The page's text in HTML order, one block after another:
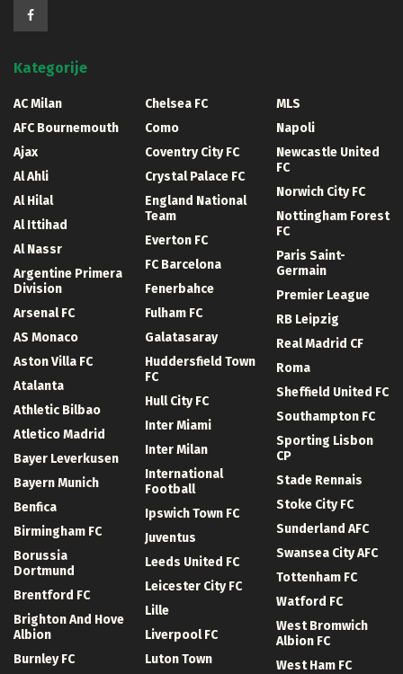
Kategorije
AC Milan
AFC Bournemouth
Ajax
Al Ahli
Al Hilal
Al Ittihad
Al Nassr
Argentine Primera
Division
Arsenal FC
AS Monaco
Aston Villa FC
Atalanta
Athletic Bilbao
Atletico Madrid
Bayer Leverkusen
Bayern Munich
Benfica
Birmingham FC
Borussia
Dortmund
Brentford FC
Brighton And Hove
Albion
Burnley FC
Chelsea FC
Como
Coventry City FC
Crystal Palace FC
England National
Team
Everton FC
FC Barcelona
Fenerbahce
Fulham FC
Galatasaray
Huddersfield Town
FC
Hull City FC
Inter Miami
Inter Milan
International
Football
Ipswich Town FC
Juventus
Leeds United FC
Leicester City FC
Lille
Liverpool FC
Luton Town
MLS
Napoli
Newcastle United
FC
Norwich City FC
Nottingham Forest
FC
Paris Saint-
Germain
Premier League
RB Leipzig
Real Madrid CF
Roma
Sheffield United FC
Southampton FC
Sporting Lisbon
CP
Stade Rennais
Stoke City FC
Sunderland AFC
Swansea City AFC
Tottenham FC
Watford FC
West Bromwich
Albion FC
West Ham FC